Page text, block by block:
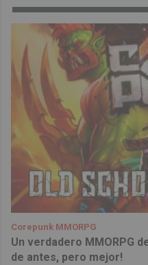
Corepunk MMORPG
Un verdadero MMORPG
de antes, pero mejor!